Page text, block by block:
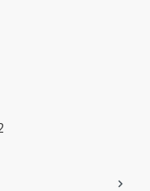
Wert ein oder benutze